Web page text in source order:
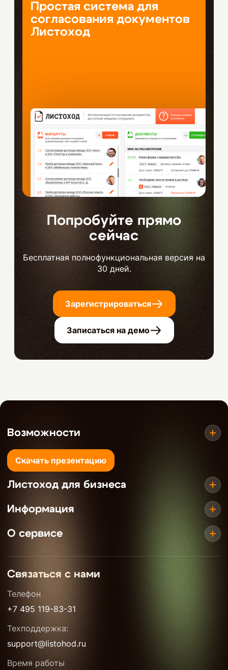
Простая система для
согласования документов
Листоход
Попробуйте прямо
сейчас
Бесплатная полнофункциональная версия на
30 дней.
Зарегистрироваться
Записаться на демо
Возможности
Скачать презентацию
Листоход для бизнеса
Информация
О сервисе
Связаться с нами
Телефон
+7 495 119-83-31
Техподдержка:
support@listohod.ru
Время работы